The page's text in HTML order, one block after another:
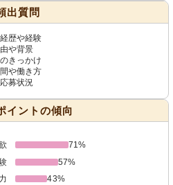
出質問
歴や経験
や背景
きっかけ
や働き方
募状況
イントの傾向
71%
57%
43%